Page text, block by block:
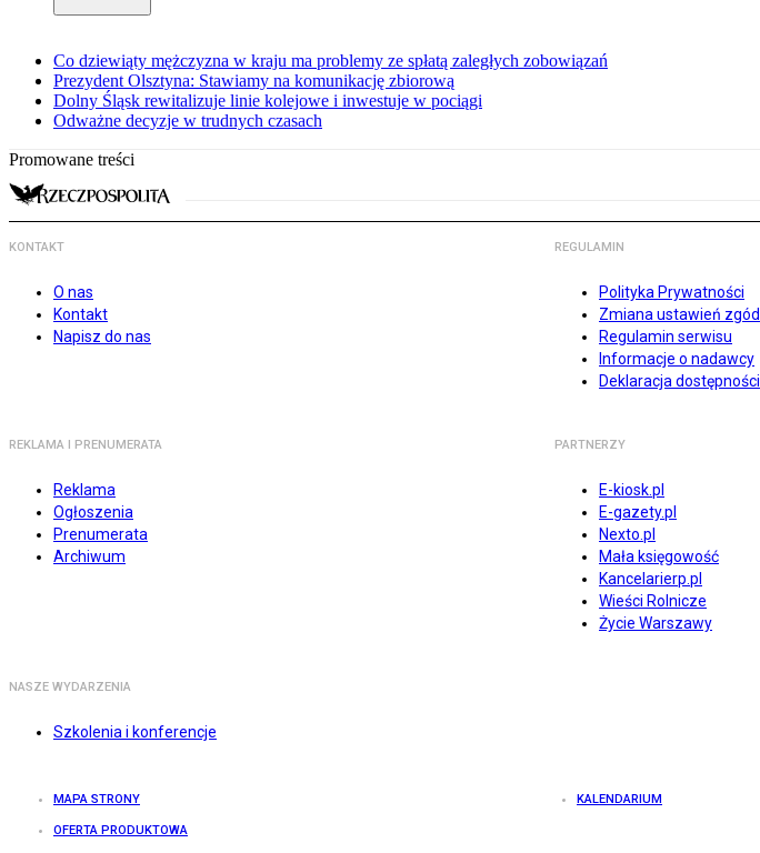
Co dziewiąty mężczyzna w kraju ma problemy ze spłatą zaległych zobowiązań
Prezydent Olsztyna: Stawiamy na komunikację zbiorową
Dolny Śląsk rewitalizuje linie kolejowe i inwestuje w pociągi
Odważne decyzje w trudnych czasach
Promowane treści
KONTAKT
O nas
Kontakt
Napisz do nas
REGULAMIN
Polityka Prywatności
Zmiana ustawień zgód
Regulamin serwisu
Informacje o nadawcy
Deklaracja dostępności
REKLAMA I PRENUMERATA
Reklama
Ogłoszenia
Prenumerata
Archiwum
PARTNERZY
E-kiosk.pl
E-gazety.pl
Nexto.pl
Mała księgowość
Kancelarierp.pl
Wieści Rolnicze
Życie Warszawy
NASZE WYDARZENIA
Szkolenia i konferencje
MAPA STRONY KALENDARIUM
OFERTA PRODUKTOWA